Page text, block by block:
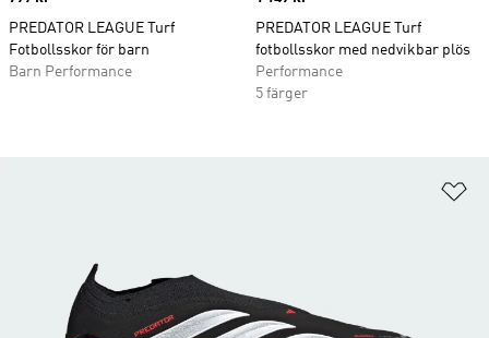
PREDATOR LEAGUE Turf
Fotbollsskor för barn
Barn Performance
PREDATOR LEAGUE Turf
fotbollsskor med nedvikbar plös
Performance
5 färger